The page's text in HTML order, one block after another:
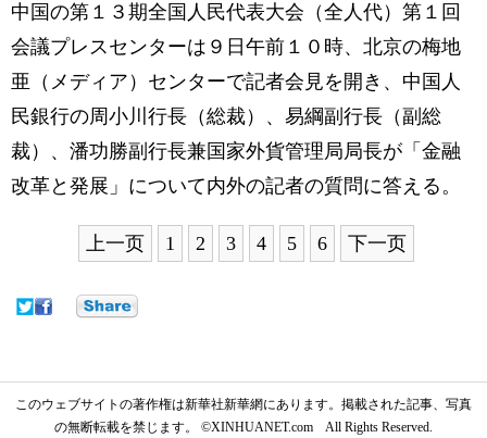
中国の第１３期全国人民代表大会（全人代）第１回
会議プレスセンターは９日午前１０時、北京の梅地
亜（メディア）センターで記者会見を開き、中国人
民銀行の周小川行長（総裁）、易綱副行長（副総
裁）、潘功勝副行長兼国家外貨管理局局長が「金融
改革と発展」について内外の記者の質問に答える。
上一页 1 2 3 4 5 6 下一页
このウェブサイトの著作権は新華社新華網にあります。掲載された記事、写真
の無断転載を禁じます。 ©XINHUANET.com All Rights Reserved.